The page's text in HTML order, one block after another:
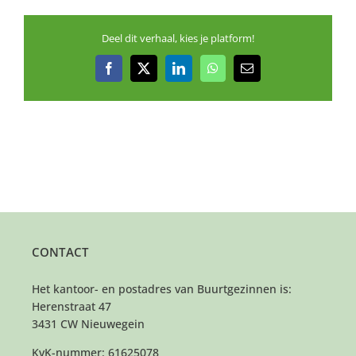
Deel dit verhaal, kies je platform!
Facebook
X LinkedInWhatsApp
E-
CONTACT
Het kantoor- en postadres van Buurtgezinnen is:
Herenstraat 47
3431 CW Nieuwegein
KvK-nummer: 61625078